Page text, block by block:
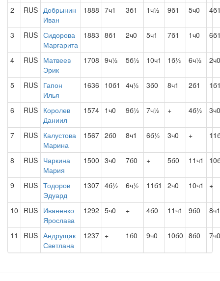
2 RUS Добрынин
Иван
1888 7ч1 3б1 1ч½ 9б1 5ч0
3 RUS Сидорова
Маргарита
1883 8б1 2ч0 5ч1 7б1 1ч0
4 RUS Матвеев
Эрик
1708 9ч½ 5б½ 10ч1 1б½ 6ч½ 2ч0
5 RUS Гапон
Илья
1636 10б1 4ч½ 3б0 8ч1 2б1
6 RUS Королев
Даниил
1574 1ч0 9б½ 7ч½ + 4б½ 3ч0
7 RUS Калустова
Марина
1567 2б0 8ч1 6б½ 3ч0 +
8 RUS Чаркина
Мария
1500 3ч0 7б0 + 5б0 11ч1
9 RUS Тодоров
Эдуард
1307 4б½ 6ч½ 11б1 2ч0 10ч1 +
10 RUS Иваненко
Ярослава
1292 5ч0 + 4б0 11ч1 9б0 8ч1
11 RUS Андрущак
Светлана
1237 + 1б0 9ч0 10б0 8б0 7ч0